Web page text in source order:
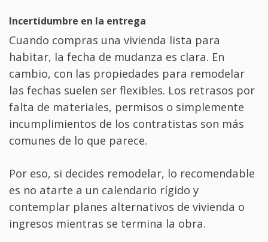
Incertidumbre en la entrega
Cuando compras una vivienda lista para
habitar, la fecha de mudanza es clara. En
cambio, con las propiedades para remodelar
las fechas suelen ser flexibles. Los retrasos por
falta de materiales, permisos o simplemente
incumplimientos de los contratistas son más
comunes de lo que parece.
Por eso, si decides remodelar, lo recomendable
es no atarte a un calendario rígido y
contemplar planes alternativos de vivienda o
ingresos mientras se termina la obra.